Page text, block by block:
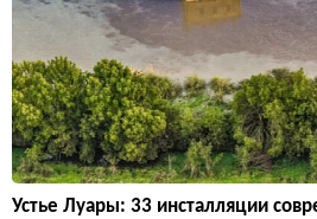
Устье Луары: 33 инсталляции